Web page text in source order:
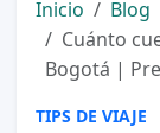
Inicio Blog
Cuánto
Bogotá |
TIPS DE VIAJE